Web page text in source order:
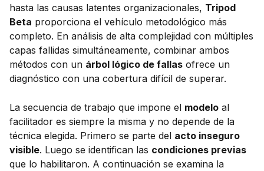
hasta las causas latentes organizacionales, Tripod
Beta proporciona el vehículo metodológico más
completo. En análisis de alta complejidad con múltiples
capas fallidas simultáneamente, combinar ambos
métodos con un árbol lógico de fallas ofrece un
diagnóstico con una cobertura difícil de superar.
La secuencia de trabajo que impone el modelo al
facilitador es siempre la misma y no depende de la
técnica elegida. Primero se parte del acto inseguro
visible. Luego se identifican las condiciones previas
que lo habilitaron. A continuación se examina la